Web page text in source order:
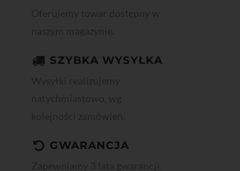
SZYBKA WYSYŁKA
GWARANCJA